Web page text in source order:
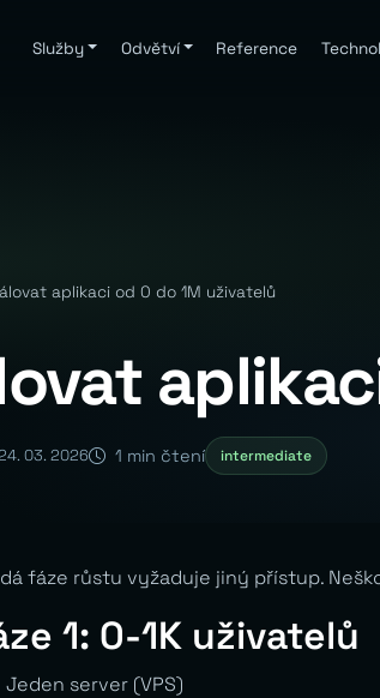
Služby Odvětví Reference
aplikaci od 0 do 1M uživatelů
03. 2026 1 min čtení intermediate
fáze růstu vyžaduje jiný přístup.
1: 0-1K uživatelů
Jeden server (VPS)